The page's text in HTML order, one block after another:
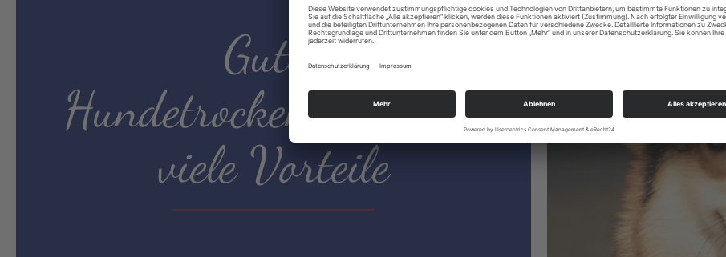
Gutes
Hundetrockenfutter hat
viele Vorteile